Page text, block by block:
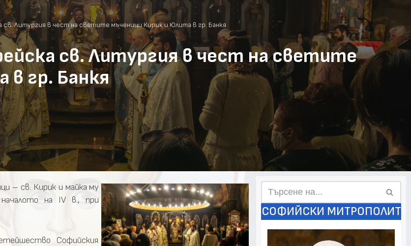
св. Литургия в чест на светите мъченици Кирик и Юлита в гр. Банкя
св. Литургия в чест на светите
в гр. Банкя
– св. Кирик и майка му
на IV в., при
Софийския
СОФИЙСКИ МИТРОПОЛИТ